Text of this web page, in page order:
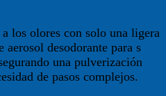
los olores con solo una ligera
aerosol desodorante para s
una pulverización
de pasos complejos.